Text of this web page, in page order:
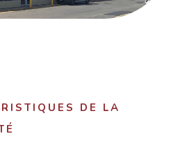
DE LA